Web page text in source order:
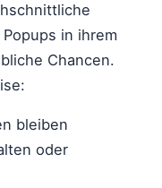
in ihrem
Chancen.
bleiben
oder